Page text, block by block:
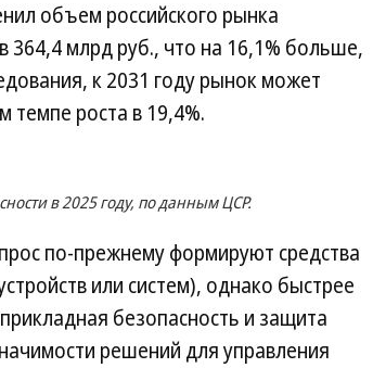
объем российского рынка
364,4 млрд руб., что на 16,1% больше,
к 2031 году рынок может
темпе роста в 19,4%.
в 2025 году, по данным ЦСР.
по-прежнему формируют средства
или систем), однако быстрее
безопасность и защита
решений для управления